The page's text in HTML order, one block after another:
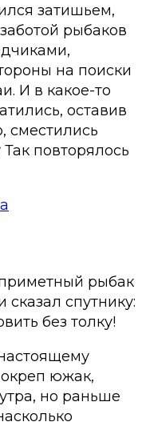
затишьем,
рыбаков
на поиски
И в какое-то
оставив
сместились
повторялось
рыбак
спутнику:
без толку!
южак,
но раньше